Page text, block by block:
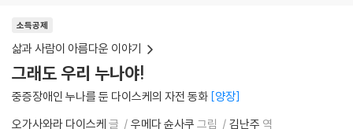
소득공제
삶과 사람이 아름다운 이야기
그래도 우리 누나야!
중증장애인 누나를 둔 다이스케의 자전 동화 양장
오가사와라 다이스케 글 우메다 슌사쿠 그림 김난주 역